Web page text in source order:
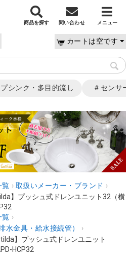
商品を探す 問い合わせ メニュー
カートは空です
シンク・多目的流し ＃センサ
覧 › 取扱いメーカー・ブランド ›
】プッシュ式ドレンユニット32（横
覧 ›
水金具・給水接続管）
›
】プッシュ式ドレンユニット
HCP32